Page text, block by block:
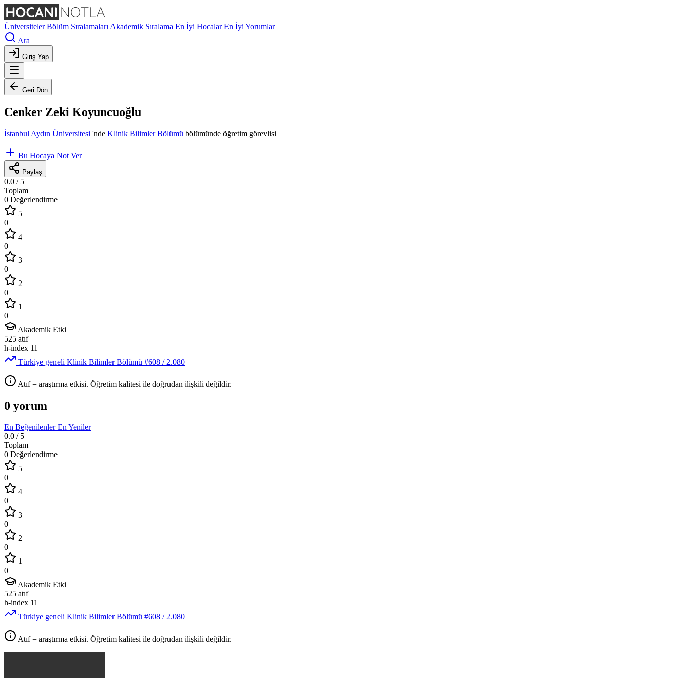
ÜniversitelerBölüm Sıralamaları Akademik Sıralama En İyi HocalarEn İyi Yorumlar
Ara
Giriş Yap
Geri Dön
Cenker Zeki Koyuncuoğlu
İstanbul Aydın Üniversitesi 'nde Klinik Bilimler Bölümü bölümünde öğretim görevlisi
Bu Hocaya Not Ver
Paylaş
0.0 / 5
Toplam
0 Değerlendirme
5
0
4
0
3
0
2
0
1
0
Akademik Etki
525 atıf
h-index 11
Türkiye geneli Klinik Bilimler Bölümü #608 / 2.080
Atıf = araştırma etkisi. Öğretim kalitesi ile doğrudan ilişkili değildir.
0 yorum
En BeğenilenlerEn Yeniler
0.0 / 5
Toplam
0 Değerlendirme
5
0
4
0
3
0
2
0
1
0
Akademik Etki
525 atıf
h-index 11
Türkiye geneli Klinik Bilimler Bölümü #608 / 2.080
Atıf = araştırma etkisi. Öğretim kalitesi ile doğrudan ilişkili değildir.